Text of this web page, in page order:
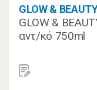
GLOW &
GLOW &
αντ/κό 750ml